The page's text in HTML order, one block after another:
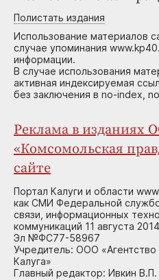
Полистать издания
Использование материалов
случае упоминания
информации.
В случае использования
активная индексируемая
без заключения в no-index,
Реклама в изданиях
«Комсомольская
сайте
Портал Калуги и области
как СМИ Федеральной
связи, информационных
коммуникаций 11 августа
Эл №ФС77-58967
Учредитель: ООО
Калуга»
Главный редактор: Ивкин В.П.